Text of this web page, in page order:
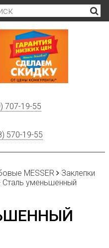
707-19-55
570-19-55
MESSER
Заклепки
Сталь уменьшенный